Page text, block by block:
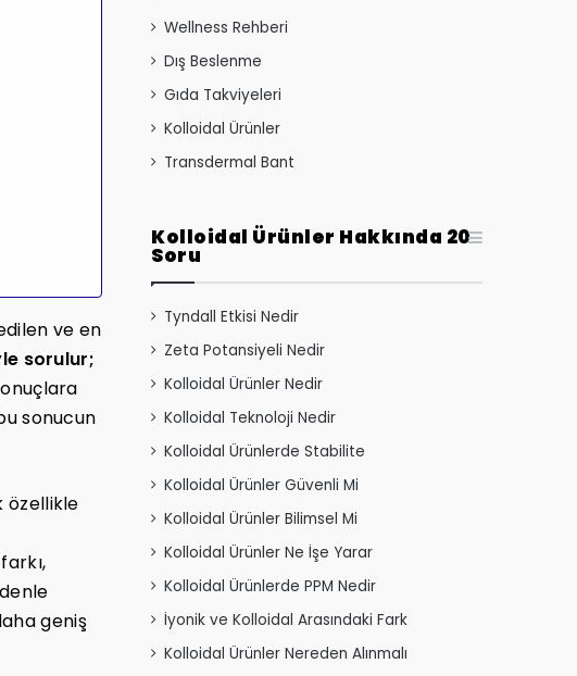
ve en
sorulur;
sonucun
özellikle
geniş
Wellness Rehberi
Dış Beslenme
Gıda Takviyeleri
Kolloidal Ürünler
Transdermal Bant
Kolloidal Ürünler Hakkında 20
Soru
Tyndall Etkisi Nedir
Zeta Potansiyeli Nedir
Kolloidal Ürünler Nedir
Kolloidal Teknoloji Nedir
Kolloidal Ürünlerde Stabilite
Kolloidal Ürünler Güvenli Mi
Kolloidal Ürünler Bilimsel Mi
Kolloidal Ürünler Ne İşe Yarar
Kolloidal Ürünlerde PPM Nedir
İyonik ve Kolloidal Arasındaki Fark
Kolloidal Ürünler Nereden Alınmalı